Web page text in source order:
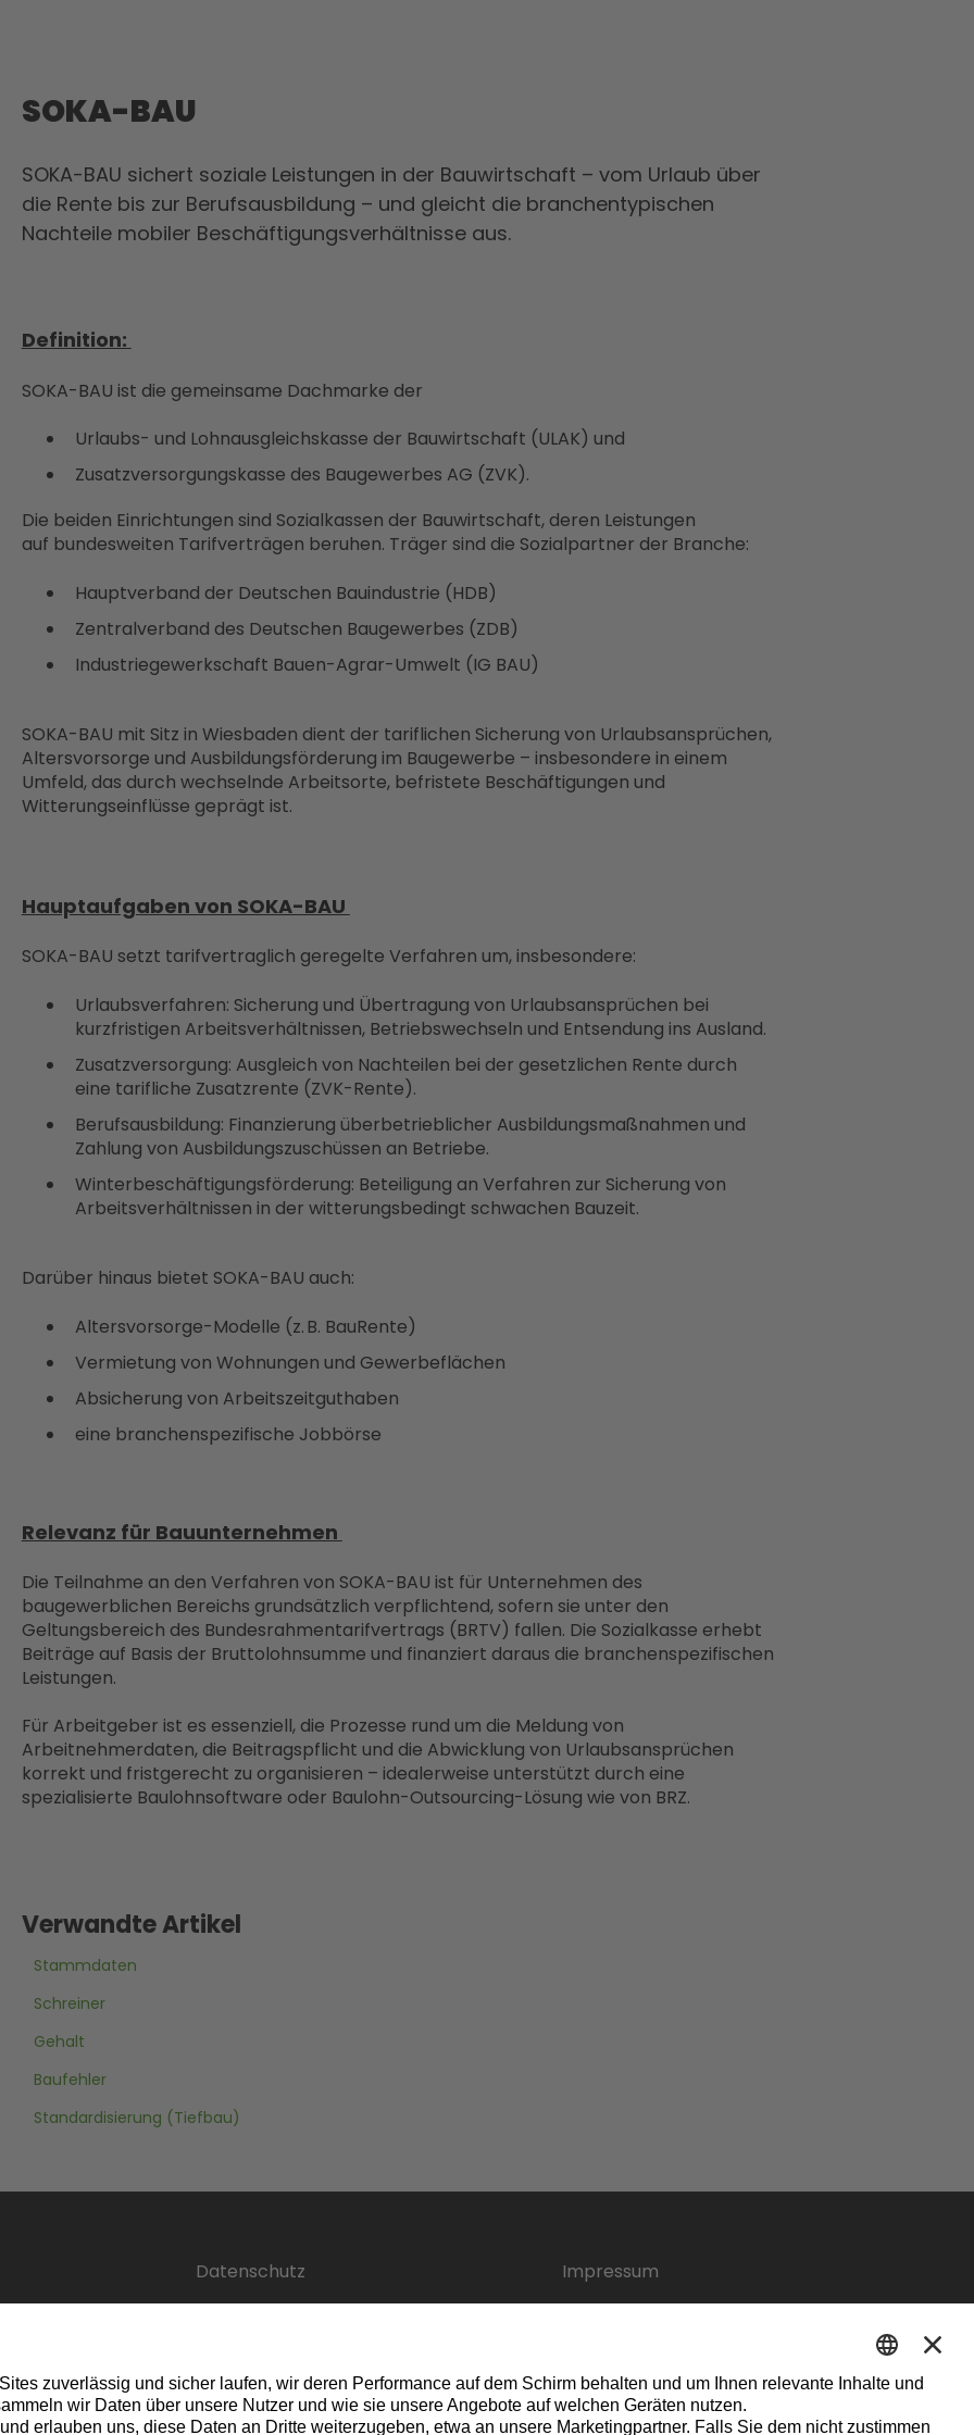
SOKA-BAU
SOKA-BAU sichert soziale Leistungen in der Bauwirtschaft – vom Urlaub über
die Rente bis zur Berufsausbildung – und gleicht die branchentypischen
Nachteile mobiler Beschäftigungsverhältnisse aus.
Definition:
SOKA-BAU ist die gemeinsame Dachmarke der
Urlaubs- und Lohnausgleichskasse der Bauwirtschaft (ULAK) und
Zusatzversorgungskasse des Baugewerbes AG (ZVK).
Die beiden Einrichtungen sind Sozialkassen der Bauwirtschaft, deren Leistungen
auf bundesweiten Tarifverträgen beruhen. Träger sind die Sozialpartner der Branche:
Hauptverband der Deutschen Bauindustrie (HDB)
Zentralverband des Deutschen Baugewerbes (ZDB)
Industriegewerkschaft Bauen-Agrar-Umwelt (IG BAU)
SOKA-BAU mit Sitz in Wiesbaden dient der tariflichen Sicherung von Urlaubsansprüchen,
Altersvorsorge und Ausbildungsförderung im Baugewerbe – insbesondere in einem
Umfeld, das durch wechselnde Arbeitsorte, befristete Beschäftigungen und
Witterungseinflüsse geprägt ist.
Hauptaufgaben von SOKA-BAU
SOKA-BAU setzt tarifvertraglich geregelte Verfahren um, insbesondere:
Urlaubsverfahren: Sicherung und Übertragung von Urlaubsansprüchen bei
kurzfristigen Arbeitsverhältnissen, Betriebswechseln und Entsendung ins Ausland.
Zusatzversorgung: Ausgleich von Nachteilen bei der gesetzlichen Rente durch
eine tarifliche Zusatzrente (ZVK-Rente).
Berufsausbildung: Finanzierung überbetrieblicher Ausbildungsmaßnahmen und
Zahlung von Ausbildungszuschüssen an Betriebe.
Winterbeschäftigungsförderung: Beteiligung an Verfahren zur Sicherung von
Arbeitsverhältnissen in der witterungsbedingt schwachen Bauzeit.
Darüber hinaus bietet SOKA-BAU auch:
Altersvorsorge-Modelle (z. B. BauRente)
Vermietung von Wohnungen und Gewerbeflächen
Absicherung von Arbeitszeitguthaben
eine branchenspezifische Jobbörse
Relevanz für Bauunternehmen
Die Teilnahme an den Verfahren von SOKA-BAU ist für Unternehmen des
baugewerblichen Bereichs grundsätzlich verpflichtend, sofern sie unter den
Geltungsbereich des Bundesrahmentarifvertrags (BRTV) fallen. Die Sozialkasse erhebt
Beiträge auf Basis der Bruttolohnsumme und finanziert daraus die branchenspezifischen
Leistungen.
Für Arbeitgeber ist es essenziell, die Prozesse rund um die Meldung von
Arbeitnehmerdaten, die Beitragspflicht und die Abwicklung von Urlaubsansprüchen
korrekt und fristgerecht zu organisieren – idealerweise unterstützt durch eine
spezialisierte Baulohnsoftware oder Baulohn-Outsourcing-Lösung wie von BRZ.
Verwandte Artikel
Stammdaten
Schreiner
Gehalt
Baufehler
Standardisierung (Tiefbau)
Datenschutz Impressum